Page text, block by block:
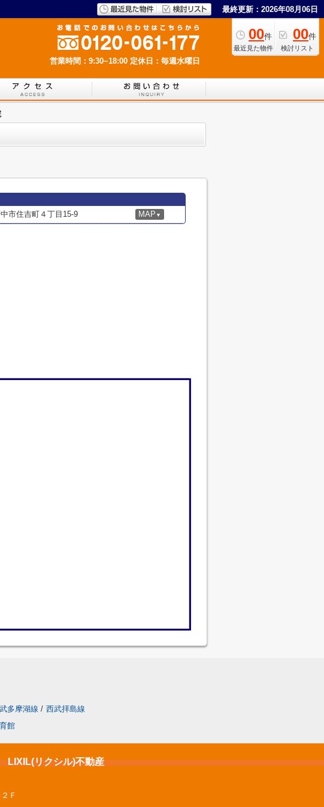
最終更新：2026年08月06日
00件
最近見た物件
00件
検討リスト
営業時間：9:30~18:00 定休日：毎週水曜日
市住吉町４丁目15-9 MAP ▼
多摩湖線 / 西武拝島線
館
LIXIL(リクシル)不動産
Ｆ